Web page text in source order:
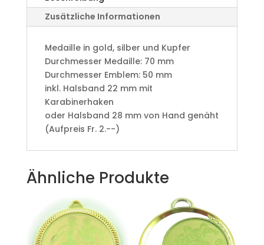
Zusätzliche Informationen
Medaille in gold, silber und Kupfer
​Durchmesser Medaille: 70 mm
Durchmesser Emblem: 50 mm
​inkl. Halsband 22 mm mit
Karabinerhaken
oder Halsband 28 mm von Hand genäht
(Aufpreis Fr. 2.--)
Ähnliche Produkte